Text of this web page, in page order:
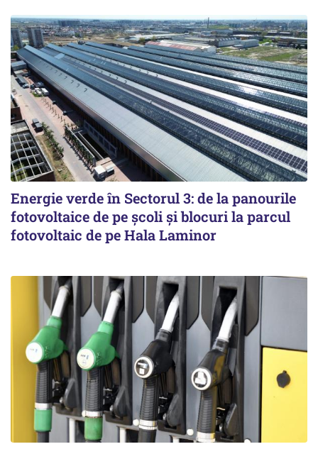
Energie verde în Sectorul 3: de la panourile
fotovoltaice de pe școli și blocuri la parcul
fotovoltaic de pe Hala Laminor